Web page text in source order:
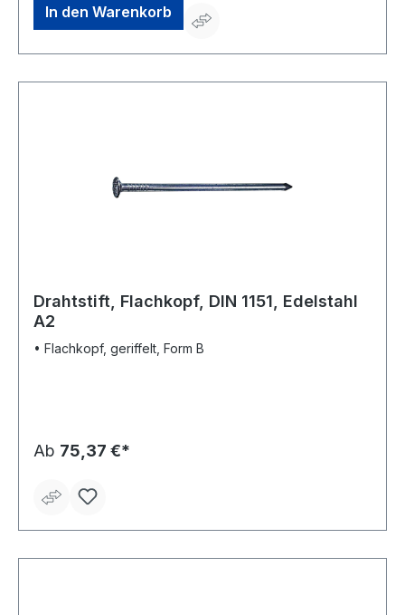
In den Warenkorb
Drahtstift, Flachkopf, DIN 1151, Edelstahl
A2
• Flachkopf, geriffelt, Form B
Ab 75,37 €*